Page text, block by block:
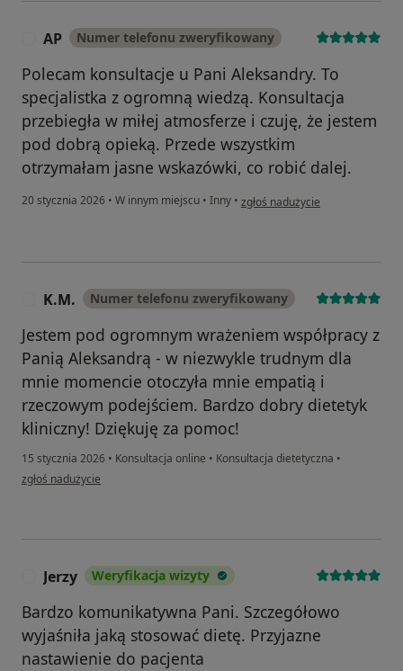
AP Numer telefonu zweryfikowany
Polecam konsultacje u Pani Aleksandry. To
specjalistka z ogromną wiedzą. Konsultacja
przebiegła w miłej atmosferze i czuję, że jestem
pod dobrą opieką. Przede wszystkim
otrzymałam jasne wskazówki, co robić dalej.
20 stycznia 2026 • W innym miejscu • Inny • w opinii użytkownika AP
zgłoś nadużycie
K.M. Numer telefonu zweryfikowany
Jestem pod ogromnym wrażeniem współpracy z
Panią Aleksandrą - w niezwykle trudnym dla
mnie momencie otoczyła mnie empatią i
rzeczowym podejściem. Bardzo dobry dietetyk
kliniczny! Dziękuję za pomoc!
15 stycznia 2026 • Konsultacja online • Konsultacja dietetyczna •
w opinii użytkownika K.M.
zgłoś nadużycie
Jerzy Weryfikacja wizyty
Bardzo komunikatywna Pani. Szczegółowo
wyjaśniła jaką stosować dietę. Przyjazne
nastawienie do pacjenta